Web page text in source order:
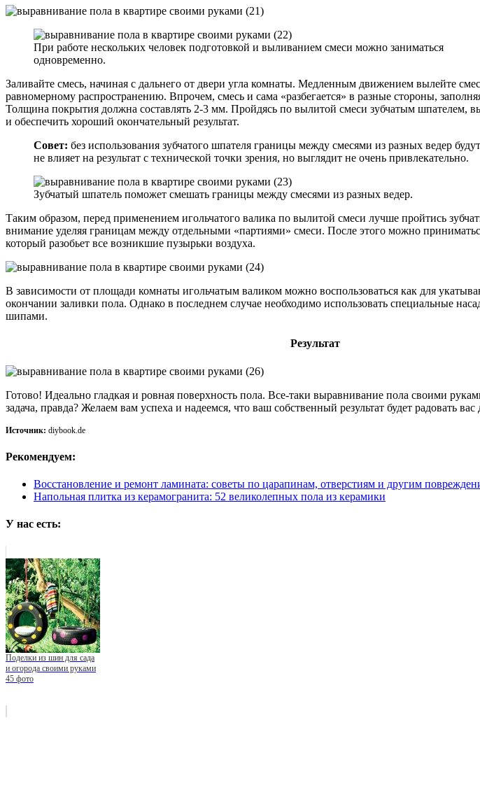
При работе нескольких человек подготовкой и выливанием смеси можно заниматься
одновременно.
Заливайте смесь, начиная с дальнего от двери угла комнаты. Медленным движением вылейте
равномерному распространению. Впрочем, смесь и сама «разбегается» в разные стороны,
Толщина покрытия должна составлять 2-3 мм. Пройдясь по вылитой смеси зубчатым шпателем,
и обеспечить хороший окончательный результат.
Совет: без использования зубчатого шпателя границы между смесями из разных ведер
не влияет на результат с технической точки зрения, но выглядит не очень привлекательно.
Зубчатый шпатель поможет смешать границы между смесями из разных ведер.
Таким образом, перед применением игольчатого валика по вылитой смеси лучше пройтись
внимание уделяя границам между отдельными «партиями» смеси. После этого можно
который разобьет все возникшие пузырьки воздуха.
В зависимости от площади комнаты игольчатым валиком можно воспользоваться как для
окончании заливки пола. Однако в последнем случае необходимо использовать специальные
шипами.
Результат
Готово! Идеально гладкая и ровная поверхность пола. Все-таки выравнивание пола своими
задача, правда? Желаем вам успеха и надеемся, что ваш собственный результат будет радовать
Источник: diybook.de
Рекомендуем:
Восстановление и ремонт ламината: советы по царапинам, отверстиям и другим
Напольная плитка из керамогранита: 52 великолепных пола из керамики
У нас есть:
Поделки из шин для сада
и огорода своими руками
45 фото